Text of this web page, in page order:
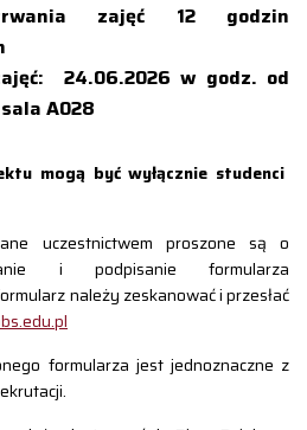
zajęć 12 godzin
24.06.2026 w godz. od
A028
mogą być wyłącznie studenci
uczestnictwem proszone są o
i podpisanie formularza
należy zeskanować i przesłać
formularza jest jednoznaczne z